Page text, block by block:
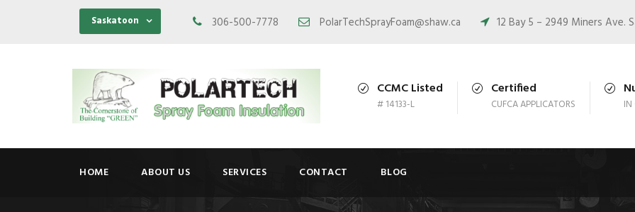
Saskatoon 306-500-7778 PolarTechSprayFoam@shaw.ca 12 Bay 5 – 2949 Miners Ave.
CCMC Listed
# 14133-L
Certified
CUFCA APPLICATORS IN
HOME ABOUT US SERVICES CONTACT BLOG